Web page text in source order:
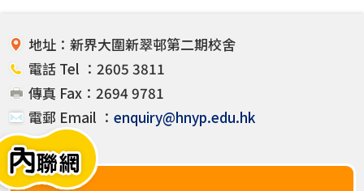
地址：新界大圍新翠邨第二期校舍
電話 Tel ：2605 3811
傳真 Fax：2694 9781
電郵 Email ： enquiry@hnyp.edu.hk